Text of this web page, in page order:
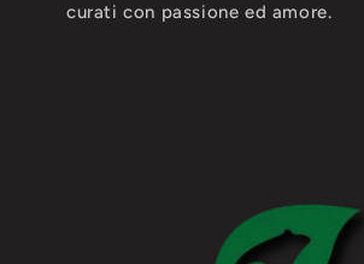
curati con passione ed amore.